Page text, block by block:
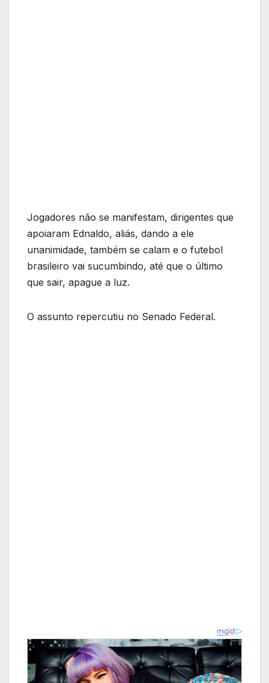
Jogadores não se manifestam, dirigentes que
apoiaram Ednaldo, aliás, dando a ele
unanimidade, também se calam e o futebol
brasileiro vai sucumbindo, até que o último
que sair, apague a luz.
O assunto repercutiu no Senado Federal.